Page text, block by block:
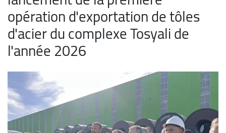
opération d'exportation de tôles
d'acier du complexe Tosyali de
l'année 2026